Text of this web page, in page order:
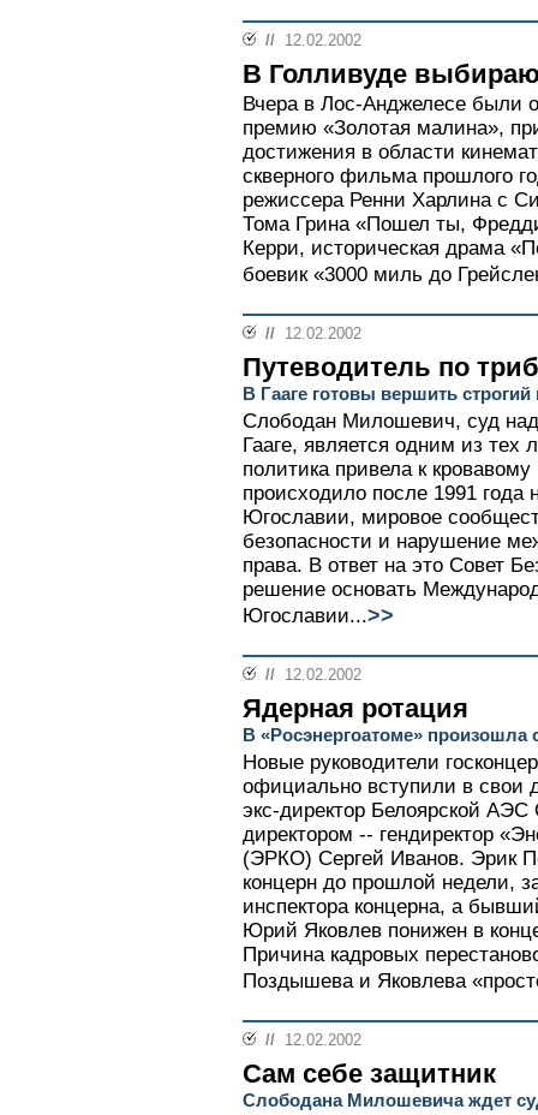
// 12.02.2002
В Голливуде
Вчера в Лос-Анджелесе были
премию «Золотая малина»,
достижения в области
скверного фильма прошлого
режиссера Ренни Харлина с
Тома Грина «Пошел ты,
Керри, историческая драма
боевик «3000 миль до
// 12.02.2002
Путеводитель по
В Гааге готовы вершить
Слободан Милошевич, суд над
Гааге, является одним из тех
политика привела к
происходило после 1991
Югославии, мировое
безопасности и нарушение
права. В ответ на это Совет
решение основать
Югославии...>>
// 12.02.2002
Ядерная ротация
В «Росэнергоатоме» произошла
Новые руководители
официально вступили в свои
экс-директор Белоярской
директором -- гендиректор
(ЭРКО) Сергей Иванов. Эрик
концерн до прошлой недели,
инспектора концерна, а
Юрий Яковлев понижен в
Причина кадровых
Поздышева и Яковлева
// 12.02.2002
Сам себе защитник
Слободана Милошевича ждет